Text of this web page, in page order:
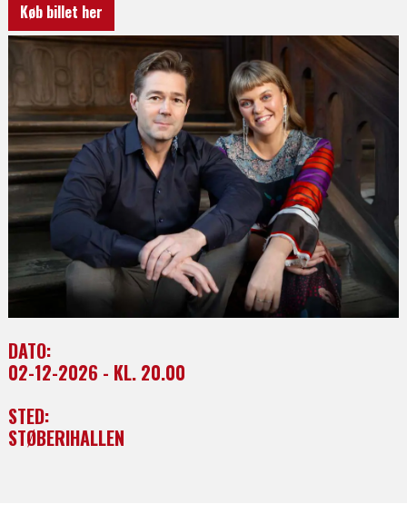
Køb billet her
DATO:
02-12-2026 - KL. 20.00
STED:
STØBERIHALLEN